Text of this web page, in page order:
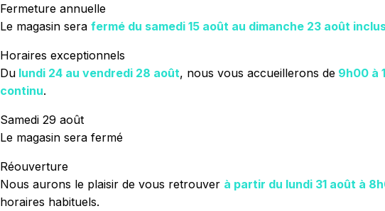
Fermeture annuelle
Le magasin sera fermé du samedi 15 août au dimanche 23 août
Horaires exceptionnels
Du lundi 24 au vendredi 28 août, nous vous accueillerons de 9h00 à
continu.
Samedi 29 août
Le magasin sera fermé
Réouverture
Nous aurons le plaisir de vous retrouver à partir du lundi 31 août à
horaires habituels.
EN SAVOIR